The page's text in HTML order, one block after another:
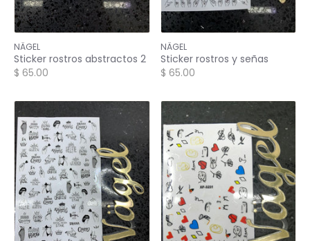
NÄGEL
Sticker rostros abstractos 2
$ 65.00
NÄGEL
Sticker rostros y señas
$ 65.00